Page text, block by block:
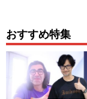
おすすめ特集